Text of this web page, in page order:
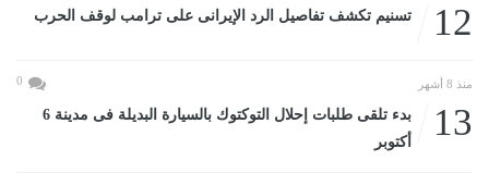
12 تسنيم تكشف تفاصيل الرد الإيرانى على ترامب لوقف الحرب
منذ 8 أشهر 0
13
بدء تلقى طلبات إحلال التوكتوك بالسيارة البديلة فى مدينة 6
أكتوبر